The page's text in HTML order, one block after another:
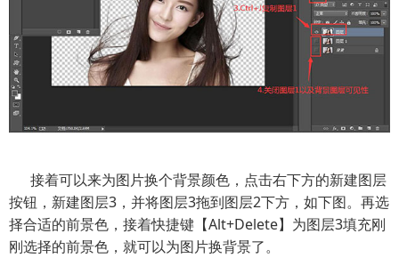
接着可以来为图片换个背景颜色，点击右下方的新建图层
按钮，新建图层3，并将图层3拖到图层2下方，如下图。再选
择合适的前景色，接着快捷键【Alt+Delete】为图层3填充刚
刚选择的前景色，就可以为图片换背景了。